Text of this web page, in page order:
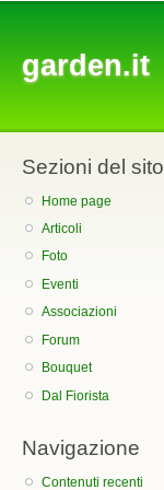
garden.it
Sezioni del sito
Home page
Articoli
Foto
Eventi
Associazioni
Forum
Bouquet
Dal Fiorista
Navigazione
Contenuti recenti